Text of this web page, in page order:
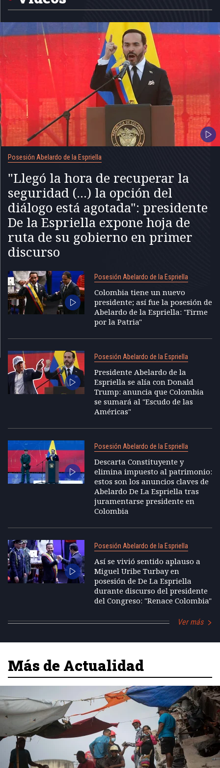
Posesión Abelardo de la Espriella
"Llegó la hora de recuperar la
seguridad (...) la opción del
diálogo está agotada": presidente
De la Espriella expone hoja de
ruta de su gobierno en primer
discurso
Posesión Abelardo de la Espriella
Colombia tiene un nuevo
presidente; así fue la posesión de
Abelardo de la Espriella: "Firme
por la Patria"
Posesión Abelardo de la Espriella
Presidente Abelardo de la
Espriella se alía con Donald
Trump: anuncia que Colombia
se sumará al "Escudo de las
Américas"
Posesión Abelardo de la Espriella
Descarta Constituyente y
elimina impuesto al patrimonio:
estos son los anuncios claves de
Abelardo De La Espriella tras
juramentarse presidente en
Colombia
Posesión Abelardo de la Espriella
Así se vivió sentido aplauso a
Miguel Uribe Turbay en
posesión de De La Espriella
durante discurso del presidente
del Congreso: "Renace Colombia"
Ver más
Más de Actualidad